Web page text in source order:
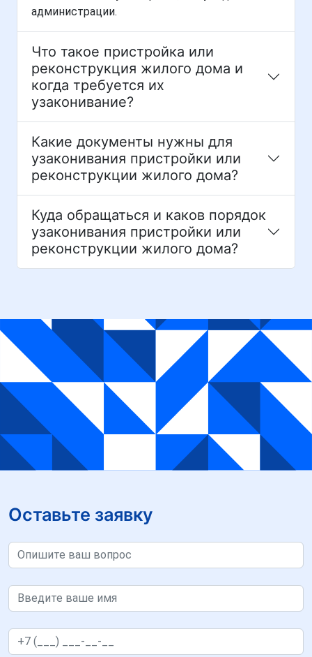
администрации.
Что такое пристройка или
реконструкция жилого дома и
когда требуется их
узаконивание?
Какие документы нужны для
узаконивания пристройки или
реконструкции жилого дома?
Куда обращаться и каков порядок
узаконивания пристройки или
реконструкции жилого дома?
Оставьте заявку